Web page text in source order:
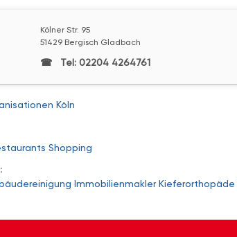
Kölner Str. 95
51429 Bergisch Gladbach
Tel: 02204 4264761
Köln
Shopping
Immobilienmakler Kieferorthopäde